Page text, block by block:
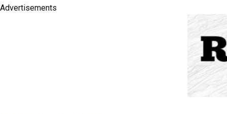
Advertisements